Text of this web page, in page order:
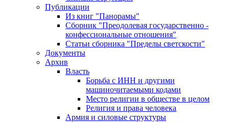
Публикации
Из книг "Панорамы"
Сборник "Преодолевая государственно -
конфессиональные отношения"
Статьи сборника "Пределы светскости"
Документы
Архив
Власть
Борьба с ИНН и другими
машиночитаемыми кодами
Место религии в обществе в целом
Религия и права человека
Армия и силовые структуры